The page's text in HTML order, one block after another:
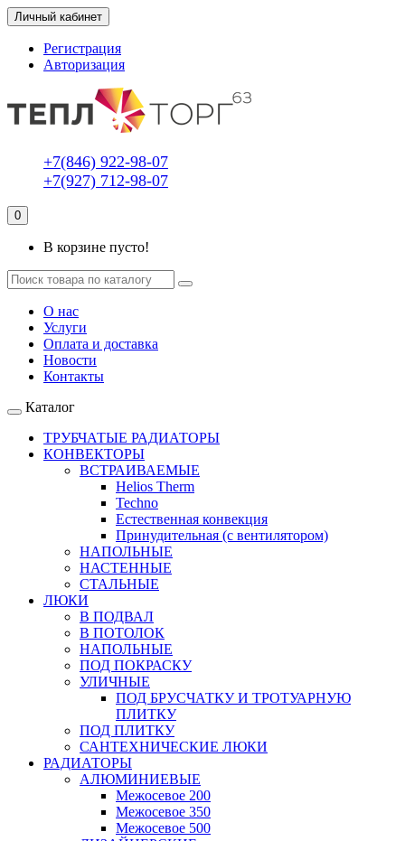
Личный кабинет
Регистрация
Авторизация
+7(846) 922-98-07
+7(927) 712-98-07
0
В корзине пусто!
О нас
Услуги
Оплата и доставка
Новости
Контакты
Каталог
ТРУБЧАТЫЕ РАДИАТОРЫ
КОНВЕКТОРЫ
ВСТРАИВАЕМЫЕ
Helios Therm
Techno
Естественная конвекция
Принудительная (с вентилятором)
НАПОЛЬНЫЕ
НАСТЕННЫЕ
СТАЛЬНЫЕ
ЛЮКИ
В ПОДВАЛ
В ПОТОЛОК
НАПОЛЬНЫЕ
ПОД ПОКРАСКУ
УЛИЧНЫЕ
ПОД БРУСЧАТКУ И ТРОТУАРНУЮ
ПЛИТКУ
ПОД ПЛИТКУ
САНТЕХНИЧЕСКИЕ ЛЮКИ
РАДИАТОРЫ
АЛЮМИНИЕВЫЕ
Межосевое 200
Межосевое 350
Межосевое 500